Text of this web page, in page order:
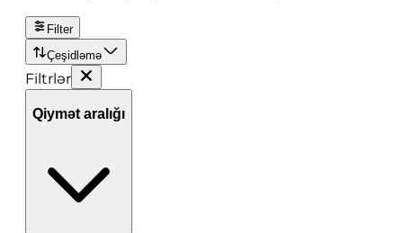
Filter
Çeşidləmə
Filtrlər
Qiymət aralığı